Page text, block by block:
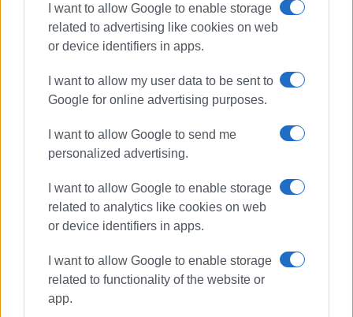
I want to allow Google to enable storage
related to advertising like cookies on web
or device identifiers in apps.
I want to allow my user data to be sent to
Google for online advertising purposes.
I want to allow Google to send me
personalized advertising.
I want to allow Google to enable storage
related to analytics like cookies on web
or device identifiers in apps.
I want to allow Google to enable storage
related to functionality of the website or
app.
Κέρκυρα: Σε πλήρη ετοιμότητα το
Αντιμετώπισης Εγκλημάτων
Εμπρησμού (Α.Κ.Α.Ε.Ε.)
Φωτιά σε εστιατόριο στη
Στρογγυλή τα ξημερώματα – Μόνο
υλικές ζημιές
Άμεση επέμβαση της
Βόρεια Κέρκυρα